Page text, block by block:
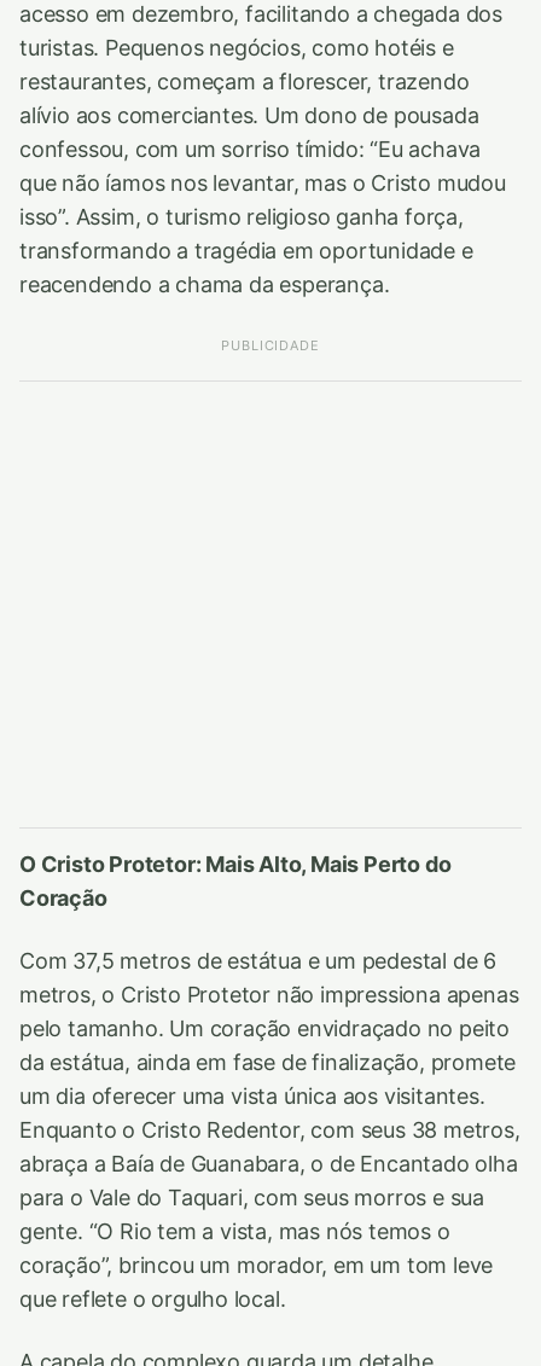
acesso em dezembro, facilitando a chegada dos
turistas. Pequenos negócios, como hotéis e
restaurantes, começam a florescer, trazendo
alívio aos comerciantes. Um dono de pousada
confessou, com um sorriso tímido: “Eu achava
que não íamos nos levantar, mas o Cristo mudou
isso”. Assim, o turismo religioso ganha força,
transformando a tragédia em oportunidade e
reacendendo a chama da esperança.
PUBLICIDADE
O Cristo Protetor: Mais Alto, Mais Perto do
Coração
Com 37,5 metros de estátua e um pedestal de 6
metros, o Cristo Protetor não impressiona apenas
pelo tamanho. Um coração envidraçado no peito
da estátua, ainda em fase de finalização, promete
um dia oferecer uma vista única aos visitantes.
Enquanto o Cristo Redentor, com seus 38 metros,
abraça a Baía de Guanabara, o de Encantado olha
para o Vale do Taquari, com seus morros e sua
gente. “O Rio tem a vista, mas nós temos o
coração”, brincou um morador, em um tom leve
que reflete o orgulho local.